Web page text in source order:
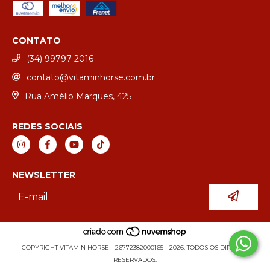
CONTATO
(34) 99797-2016
contato@vitaminhorse.com.br
Rua Amélio Marques, 425
REDES SOCIAIS
NEWSLETTER
COPYRIGHT VITAMIN HORSE - 26772382000165 - 2026. TODOS OS DIREITOS
RESERVADOS.